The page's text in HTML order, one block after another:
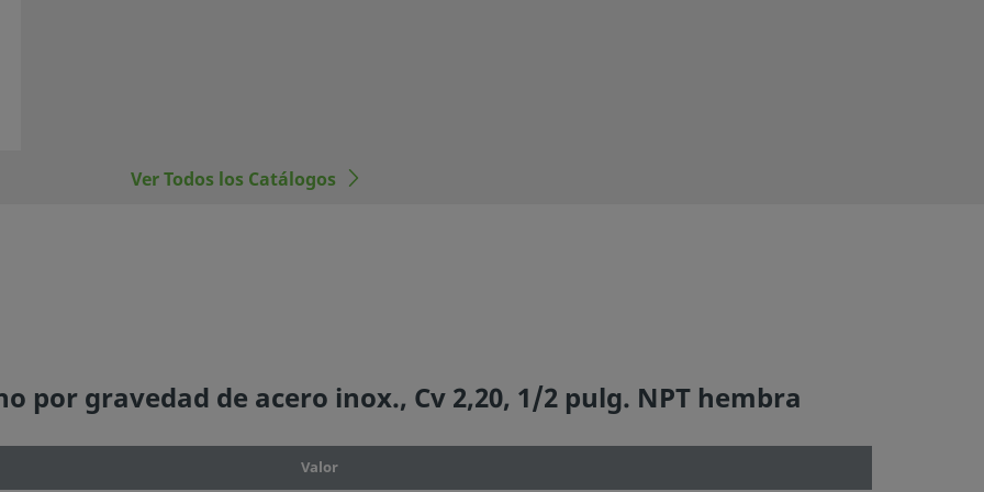
para
la
componente,
Ver Todos los Catálogos
por gravedad de acero inox., Cv 2,20, 1/2 pulg. NPT hembra
Valor